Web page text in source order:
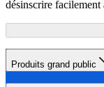
désinscrire
Produits grand public